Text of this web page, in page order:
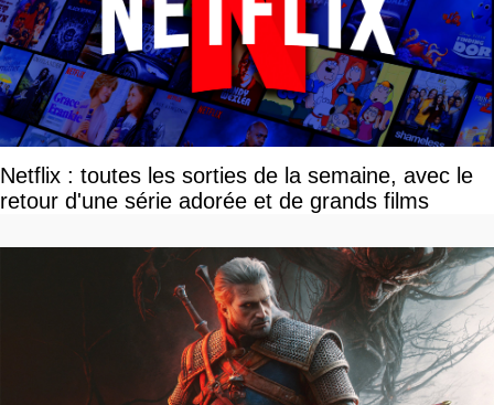
Netflix : toutes les sorties de la semaine, avec le
retour d'une série adorée et de grands films